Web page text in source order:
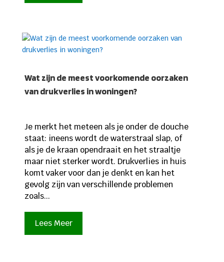
Wat zijn de meest voorkomende oorzaken
van drukverlies in woningen?
Je merkt het meteen als je onder de douche
staat: ineens wordt de waterstraal slap, of
als je de kraan opendraait en het straaltje
maar niet sterker wordt. Drukverlies in huis
komt vaker voor dan je denkt en kan het
gevolg zijn van verschillende problemen
zoals...
Lees Meer